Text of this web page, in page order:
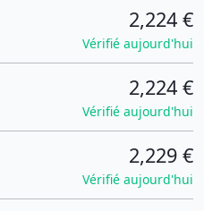
2,224 €
Vérifié aujourd'hui
2,224 €
Vérifié aujourd'hui
2,229 €
Vérifié aujourd'hui